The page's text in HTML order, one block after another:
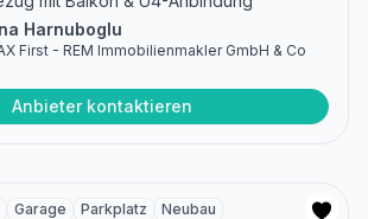
Harnuboglu
First - REM Immobilienmakler GmbH & Co
Anbieter kontaktieren
Garage Parkplatz Neubau